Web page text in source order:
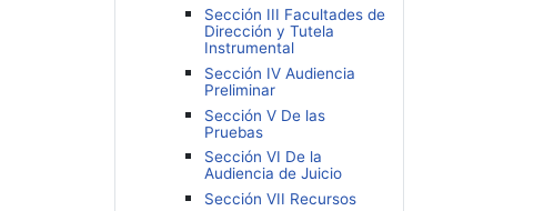
Sección III Facultades de
Dirección y Tutela
Instrumental
Sección IV Audiencia
Preliminar
Sección V De las
Pruebas
Sección VI De la
Audiencia de Juicio
Sección VII Recursos